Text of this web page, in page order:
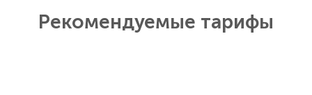
Рекомендуемые тарифы